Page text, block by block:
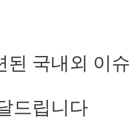
된 국내외 이슈
드립니다